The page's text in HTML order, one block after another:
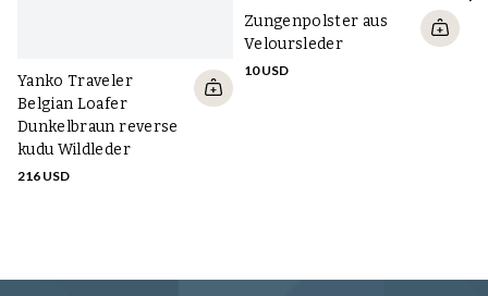
Yanko Traveler
Belgian Loafer
Dunkelbraun reverse
kudu Wildleder
216 USD
Zungenpolster aus
Veloursleder
10 USD